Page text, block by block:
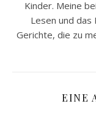
Kinder. Meine
Lesen und das
Gerichte, die zu
EINE